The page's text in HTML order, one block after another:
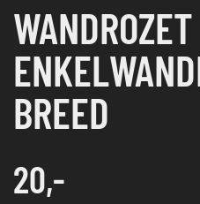
WANDROZET
BREED
20,-